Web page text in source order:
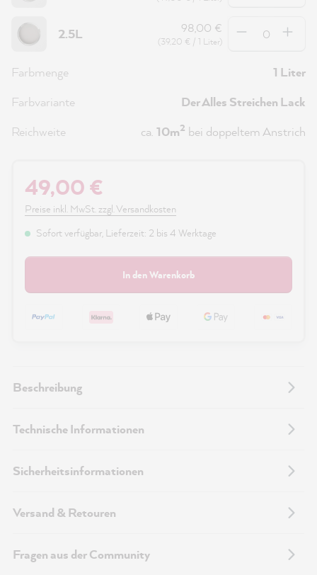
2.5L 98,00 €
(39,20 € / 1 Liter)
Farbmenge
1 Liter
Farbvariante
Der Alles Streichen Lack
Reichweite
ca. 10m2 bei doppeltem Anstrich
49,00 €
Preise inkl. MwSt. zzgl. Versandkosten
Sofort verfügbar, Lieferzeit: 2 bis 4 Werktage
In den Warenkorb
Beschreibung
Technische Informationen
Sicherheitsinformationen
Versand & Retouren
Fragen aus der Community